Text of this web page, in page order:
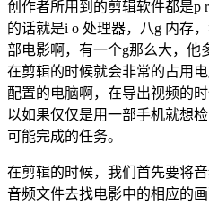
创作者所用到的剪辑软件都是p
的话就是i o 处理器，八g 内存
部电影啊，有一个g那么大，他
在剪辑的时候就会非常的占用
配置的电脑啊，在导出视频的
以如果仅仅是用一部手机就想
可能完成的任务。
在剪辑的时候，我们首先要将
音频文件去找电影中的相应的